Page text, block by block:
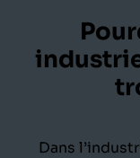
Dans